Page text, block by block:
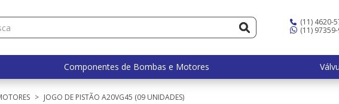
(11) 4620-
(11)
Componentes de Bombas e Motores
JOGO DE PISTÃO A20VG45 (09 UNIDADES)